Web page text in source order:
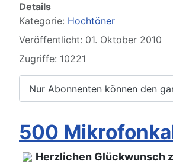
Details
Kategorie: Hochtöner
Veröffentlicht: 01. Oktober 2010
Zugriffe: 10221
Nur Abonnenten können den
500
Herzlichen Glückwunsch